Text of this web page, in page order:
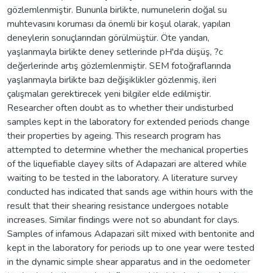
gözlemlenmiştir. Bununla birlikte, numunelerin doğal su
muhtevasını koruması da önemli bir koşul olarak, yapılan
deneylerin sonuçlarından görülmüştür. Öte yandan,
yaşlanmayla birlikte deney setlerinde pH'da düşüş, ?c
değerlerinde artış gözlemlenmiştir. SEM fotoğraflarında
yaşlanmayla birlikte bazı değişiklikler gözlenmiş, ileri
çalışmaları gerektirecek yeni bilgiler elde edilmiştir.
Researcher often doubt as to whether their undisturbed
samples kept in the laboratory for extended periods change
their properties by ageing. This research program has
attempted to determine whether the mechanical properties
of the liquefiable clayey silts of Adapazari are altered while
waiting to be tested in the laboratory. A literature survey
conducted has indicated that sands age within hours with the
result that their shearing resistance undergoes notable
increases. Similar findings were not so abundant for clays.
Samples of infamous Adapazari silt mixed with bentonite and
kept in the laboratory for periods up to one year were tested
in the dynamic simple shear apparatus and in the oedometer